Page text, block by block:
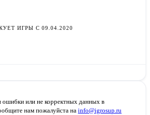
ИГРЫ С 09.04.2020
или не корректных данных в
нам пожалуйста на info@igrosup.ru